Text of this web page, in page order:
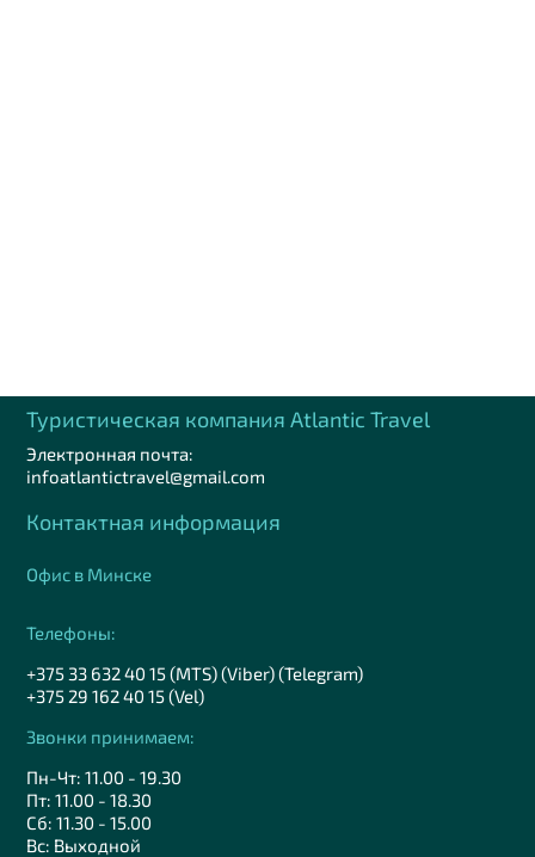
Туристическая компания Аtlantic Travel
Электронная почта:
infoatlantictravel@gmail.com
Контактная информация
Офис в Минске
Телефоны:
+375 33 632 40 15 (MTS) (Viber) (Telegram)
+375 29 162 40 15 (Vel)
Звонки принимаем:
Пн-Чт: 11.00 - 19.30
Пт: 11.00 - 18.30
Сб: 11.30 - 15.00
Вс: Выходной